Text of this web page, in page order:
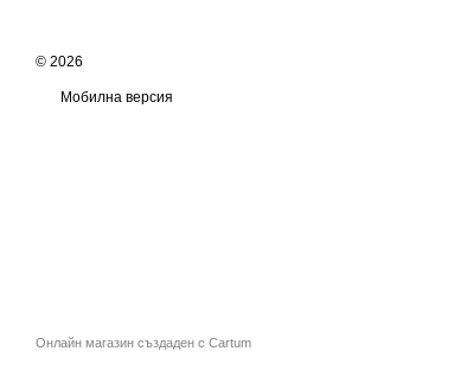
© 2026
Мобилна версия
Онлайн магазин създаден с Cartum